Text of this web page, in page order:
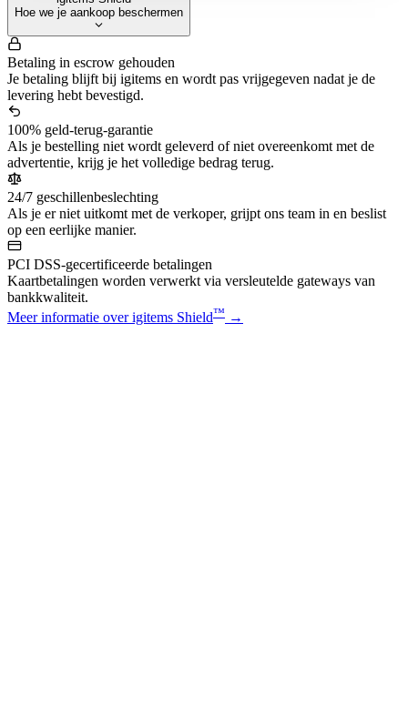
Hoe we je aankoop beschermen
Betaling in escrow gehouden
Je betaling blijft bij igitems en wordt pas vrijgegeven nadat je de
levering hebt bevestigd.
100% geld-terug-garantie
Als je bestelling niet wordt geleverd of niet overeenkomt met de
advertentie, krijg je het volledige bedrag terug.
24/7 geschillenbeslechting
Als je er niet uitkomt met de verkoper, grijpt ons team in en beslist
op een eerlijke manier.
PCI DSS-gecertificeerde betalingen
Kaartbetalingen worden verwerkt via versleutelde gateways van
bankkwaliteit.
Meer informatie over igitems Shield™ →